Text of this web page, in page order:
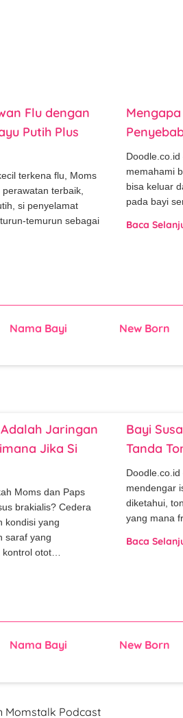
Flu dengan
Putih Plus
terkena flu, Moms
terbaik,
si penyelamat
temurun sebagai
memahami
bisa keluar
pada bayi
Baca
Nama Bayi New Born
Jaringan
Jika Si
Moms dan Paps
brakialis? Cedera
kondisi yang
saraf yang
kontrol otot…
Bayi
Tanda
mendengar
diketahui,
yang mana
Baca
Nama Bayi New Born
Momstalk Podcast